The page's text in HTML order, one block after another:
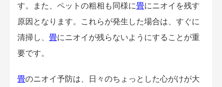
す。また、ペットの粗相も同様に畳にニオイを残す
原因となります。これらが発生した場合は、すぐに
清掃し、 畳にニオイが残らないようにすることが重
要です。
畳のニオイ予防は、日々のちょっとした心がけが大